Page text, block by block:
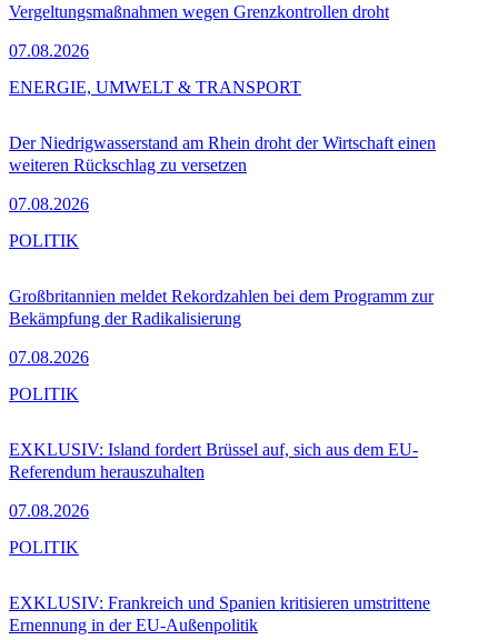
Vergeltungsmaßnahmen wegen Grenzkontrollen droht
07.08.2026
Der Niedrigwasserstand am Rhein droht der Wirtschaft einen
weiteren Rückschlag zu versetzen
07.08.2026
ENERGIE, UMWELT & TRANSPORT
Großbritannien meldet Rekordzahlen bei dem Programm zur
Bekämpfung der Radikalisierung
07.08.2026
POLITIK
EXKLUSIV: Island fordert Brüssel auf, sich aus dem EU-
Referendum herauszuhalten
07.08.2026
POLITIK
EXKLUSIV: Frankreich und Spanien kritisieren umstrittene
Ernennung in der EU-Außenpolitik
POLITIK